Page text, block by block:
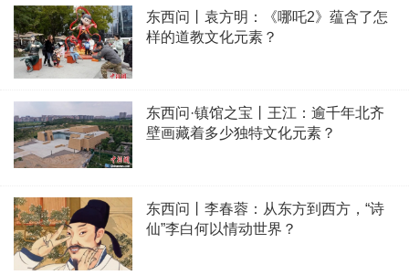
东西问丨袁方明：《哪吒2》蕴含了怎
样的道教文化元素？
东西问·镇馆之宝丨王江：逾千年北齐
壁画藏着多少独特文化元素？
东西问丨李春蓉：从东方到西方，“诗
仙”李白何以情动世界？